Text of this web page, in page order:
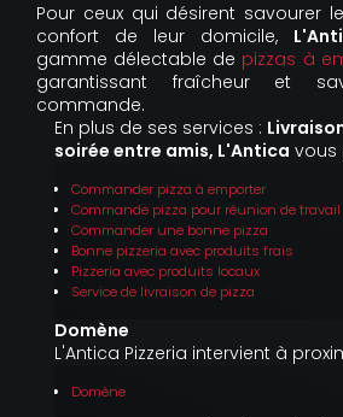
Pour ceux qui désirent savourer
confort de leur domicile,
gamme délectable de pizzas à
garantissant fraîcheur et
commande.
En plus de ses services :
soirée entre amis, L'Antica vous
Commander pizza à emporter
Commande pizza pour réunion de travail
Commander une bonne pizza
Bonne pizzeria avec produits frais
Pizzeria avec produits locaux
Service de livraison de pizza
Domène
L'Antica Pizzeria intervient à
Domène